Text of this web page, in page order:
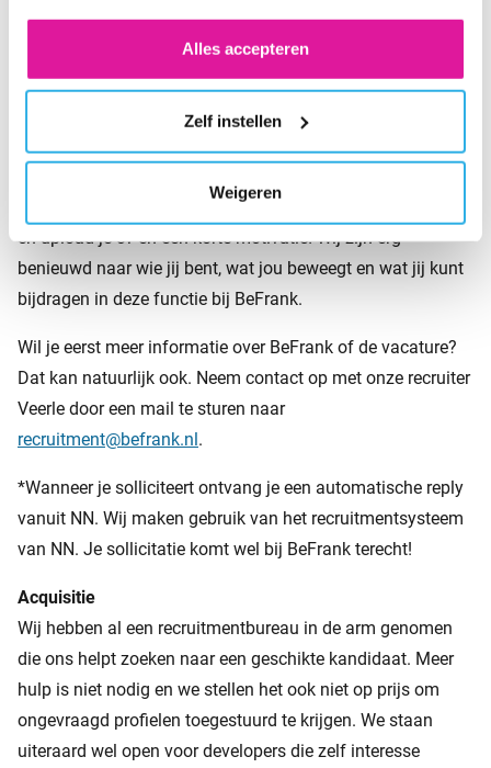
Alles accepteren
Zelf instellen
Weigeren
werken bij BeFrank? Lees dan verder op onze website.
Word jij onze nieuwe collega?
goed past in het team en bij BeFrank? Solliciteer dan direct
en upload je cv en een korte motivatie! Wij zijn erg
benieuwd naar wie jij bent, wat jou beweegt en wat jij kunt
bijdragen in deze functie bij BeFrank.
Wil je eerst meer informatie over BeFrank of de vacature?
Dat kan natuurlijk ook. Neem contact op met onze recruiter
Veerle door een mail te sturen naar
recruitment@befrank.nl.
*Wanneer je solliciteert ontvang je een automatische reply
vanuit NN. Wij maken gebruik van het recruitmentsysteem
van NN. Je sollicitatie komt wel bij BeFrank terecht!
Acquisitie
Wij hebben al een recruitmentbureau in de arm genomen
die ons helpt zoeken naar een geschikte kandidaat. Meer
hulp is niet nodig en we stellen het ook niet op prijs om
ongevraagd profielen toegestuurd te krijgen. We staan
uiteraard wel open voor developers die zelf interesse